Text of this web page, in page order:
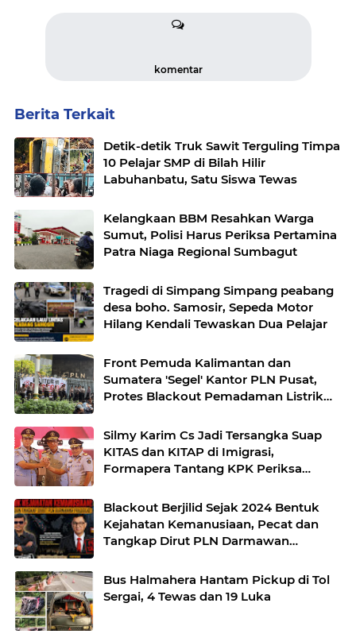
komentar
Berita Terkait
Detik-detik Truk Sawit Terguling Timpa
10 Pelajar SMP di Bilah Hilir
Labuhanbatu, Satu Siswa Tewas
Kelangkaan BBM Resahkan Warga
Sumut, Polisi Harus Periksa Pertamina
Patra Niaga Regional Sumbagut
Tragedi di Simpang Simpang peabang
desa boho. Samosir, Sepeda Motor
Hilang Kendali Tewaskan Dua Pelajar
Front Pemuda Kalimantan dan
Sumatera 'Segel' Kantor PLN Pusat,
Protes Blackout Pemadaman Listrik
Silmy Karim Cs Jadi Tersangka Suap
KITAS dan KITAP di Imigrasi,
Formapera Tantang KPK Periksa
Blackout Berjilid Sejak 2024 Bentuk
Kejahatan Kemanusiaan, Pecat dan
Tangkap Dirut PLN Darmawan
Bus Halmahera Hantam Pickup di Tol
Sergai, 4 Tewas dan 19 Luka